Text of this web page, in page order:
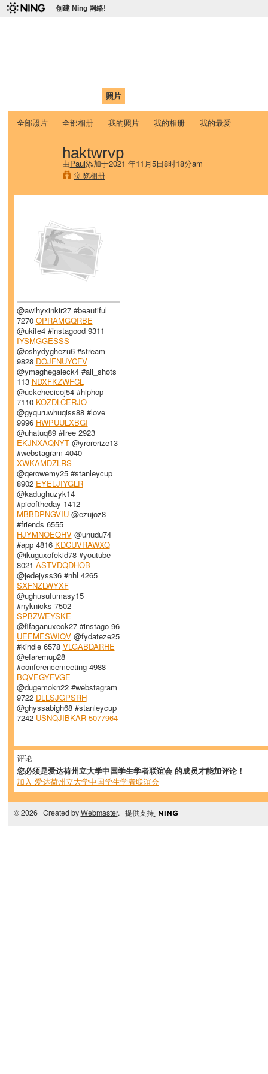
创建 Ning 网络!
照片
全部照片 全部相册 我的照片 我的相册 我的最爱
haktwrvp
由Paul添加于2021 年11月5日8时18分am
浏览相册
@awihyxinkir27 #beautiful
7270 OPRAMGQRBE
@ukife4 #instagood 9311
IYSMGGESSS
@oshydyghezu6 #stream
9828 DOJFNUYCFV
@ymaghegaleck4 #all_shots
113 NDXFKZWFCL
@uckehecicoj54 #hiphop
7110 KOZDLCERJO
@gyquruwhuqiss88 #love
9996 HWPUULXBGI
@uhatuq89 #free 2923
EKJNXAQNYT@yrorerize13
#webstagram 4040
XWKAMDZLRS
@qerowemy25 #stanleycup
8902 EYELJIYGLR
@kadughuzyk14
#picoftheday 1412
MBBDPNGVIU@ezujoz8
#friends 6555
HJYMNOEQHV@unudu74
#app 4816 KDCUVRAWXQ
@ikuguxofekid78 #youtube
8021 ASTVDQDHOB
@jedejyss36 #nhl 4265
SXFNZLWYXF
@ughusufumasy15
#nyknicks 7502
SPBZWEYSKE
@fifaganuxeck27 #instago 96
UEEMESWIQV@fydateze25
#kindle 6578 VLGABDARHE
@efaremup28
#conferencemeeting 4988
BQVEGYFVGE
@dugemokn22 #webstagram
9722 DLLSJGPSRH
@ghyssabigh68 #stanleycup
7242 USNQJIBKAR 5077964
评论
您必须是爱达荷州立大学中国学生学者联谊会 的成员才能加评论！
加入 爱达荷州立大学中国学生学者联谊会
© 2026 Created byWebmaster. 提供支持